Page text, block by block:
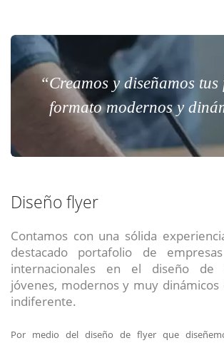
“Creamos y diseñamos
formato modernos y
Diseño flyer
Contamos con una sólida
destacado portafolio de
internacionales en el diseño de
jóvenes, modernos y muy dinámicos
indiferente.
Por medio del diseño de flyer que